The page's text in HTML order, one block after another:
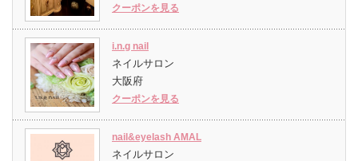
クーポンを見る
i.n.g nail
ネイルサロン
大阪府
クーポンを見る
nail&eyelash AMAL
ネイルサロン